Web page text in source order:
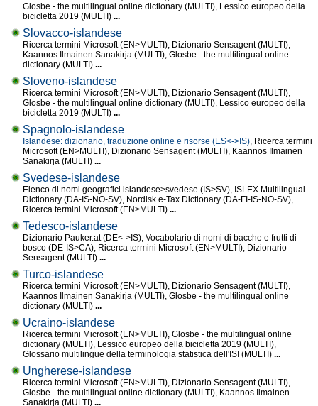
Glosbe - the multilingual online dictionary (MULTI), Lessico europeo della
bicicletta 2019 (MULTI) ...
Slovacco-islandese
Ricerca termini Microsoft (EN>MULTI), Dizionario Sensagent (MULTI),
Kaannos Ilmainen Sanakirja (MULTI), Glosbe - the multilingual online
dictionary (MULTI) ...
Sloveno-islandese
Ricerca termini Microsoft (EN>MULTI), Dizionario Sensagent (MULTI),
Glosbe - the multilingual online dictionary (MULTI), Lessico europeo della
bicicletta 2019 (MULTI) ...
Spagnolo-islandese
Islandese: dizionario, traduzione online e risorse (ES<->IS), Ricerca termini
Microsoft (EN>MULTI), Dizionario Sensagent (MULTI), Kaannos Ilmainen
Sanakirja (MULTI) ...
Svedese-islandese
Elenco di nomi geografici islandese>svedese (IS>SV), ISLEX Multilingual
Dictionary (DA-IS-NO-SV), Nordisk e-Tax Dictionary (DA-FI-IS-NO-SV),
Ricerca termini Microsoft (EN>MULTI) ...
Tedesco-islandese
Dizionario Pauker.at (DE<->IS), Vocabolario di nomi di bacche e frutti di
bosco (DE-IS>CA), Ricerca termini Microsoft (EN>MULTI), Dizionario
Sensagent (MULTI) ...
Turco-islandese
Ricerca termini Microsoft (EN>MULTI), Dizionario Sensagent (MULTI),
Kaannos Ilmainen Sanakirja (MULTI), Glosbe - the multilingual online
dictionary (MULTI) ...
Ucraino-islandese
Ricerca termini Microsoft (EN>MULTI), Glosbe - the multilingual online
dictionary (MULTI), Lessico europeo della bicicletta 2019 (MULTI),
Glossario multilingue della terminologia statistica dell'ISI (MULTI) ...
Ungherese-islandese
Ricerca termini Microsoft (EN>MULTI), Dizionario Sensagent (MULTI),
Glosbe - the multilingual online dictionary (MULTI), Kaannos Ilmainen
Sanakirja (MULTI) ...